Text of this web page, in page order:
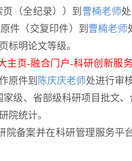
页（全纪录））到 曹楠老师
件（交复印件）到 曹楠老师
标明论文等级。
主页-融合门户-科研创新服
原件到 陈庆庆老师处进行审
级、省部级科研项目批文
院统计。
院备案并在科研管理服务平